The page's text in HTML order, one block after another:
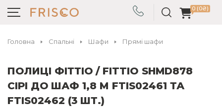
0 (0₴)
Головна Спальні Шафи Прямі шафи
ПОЛИЦІ ФІТТІО / FITTIO SHMD878
СІРІ ДО ШАФ 1,8 М FTIS02461 ТА
FTIS02462 (3 ШТ.)